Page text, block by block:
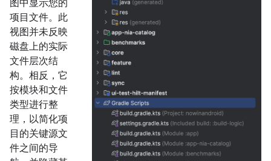
图中显示您的
项目文件。此
视图并未反映
磁盘上的实际
文件层次结
构。相反，它
按模块和文件
类型进行整
理，以简化项
目的关键源文
件之间的导